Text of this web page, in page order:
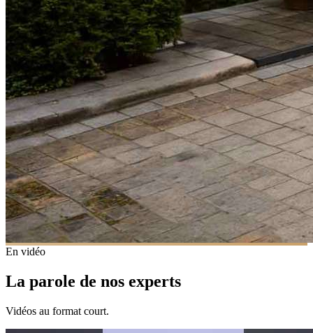
En vidéo
La parole de nos experts
Vidéos au format court.